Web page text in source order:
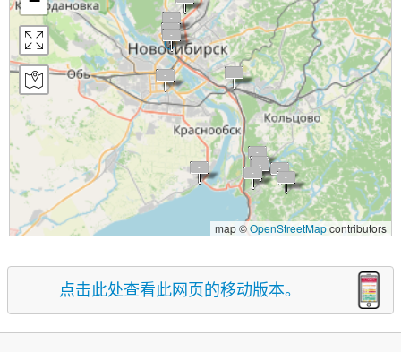
map ©OpenStreetMapcontributors
点击此处查看此网页的移动版本。